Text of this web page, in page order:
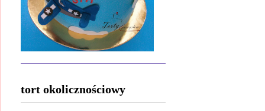
tort okolicznościowy